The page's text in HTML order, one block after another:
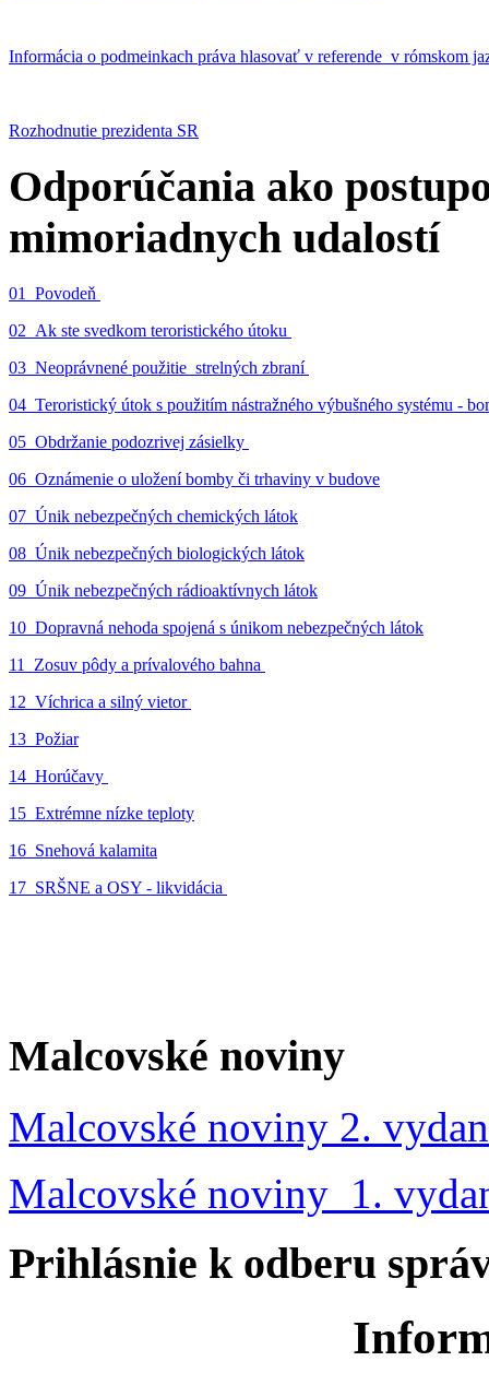
Informácia o podmeinkach práva hlasovať v referende v rómskom
Rozhodnutie prezidenta SR
Odporúčania ako
mimoriadnych udalostí
01_Povodeň
02_Ak ste svedkom teroristického útoku
03_Neoprávnené použitie strelných zbraní
04_Teroristický útok s použitím nástražného výbušného systému -
05_Obdržanie podozrivej zásielky
06_Oznámenie o uložení bomby či trhaviny v budove
07_Únik nebezpečných chemických látok
08_Únik nebezpečných biologických látok
09_Únik nebezpečných rádioaktívnych látok
10_Dopravná nehoda spojená s únikom nebezpečných látok
11_Zosuv pôdy a prívalového bahna
12_Víchrica a silný vietor
13_Požiar
14_Horúčavy
15_Extrémne nízke teploty
16_Snehová kalamita
17_SRŠNE a OSY - likvidácia
Malcovské noviny
Malcovské noviny 2.
Malcovské noviny 1.
Prihlásnie k odberu